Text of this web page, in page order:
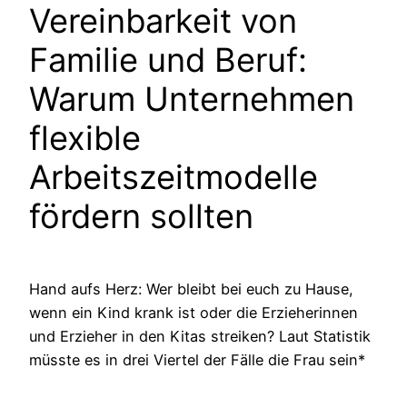
Vereinbarkeit von
Familie und Beruf:
Warum Unternehmen
flexible
Arbeitszeitmodelle
fördern sollten
Hand aufs Herz: Wer bleibt bei euch zu Hause,
wenn ein Kind krank ist oder die Erzieherinnen
und Erzieher in den Kitas streiken? Laut Statistik
müsste es in drei Viertel der Fälle die Frau sein*